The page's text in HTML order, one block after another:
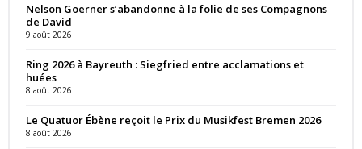
Nelson Goerner s’abandonne à la folie de ses Compagnons
de David
9 août 2026
Ring 2026 à Bayreuth : Siegfried entre acclamations et
huées
8 août 2026
Le Quatuor Ébène reçoit le Prix du Musikfest Bremen 2026
8 août 2026